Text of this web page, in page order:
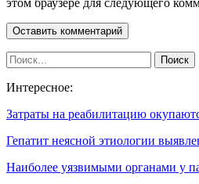
этом браузере для следующего
Интересное:
Затраты на реабилитацию
Гепатит неясной этиологии
Наиболее уязвимыми органами у